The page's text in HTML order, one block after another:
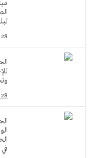
28 فبراير 2014 6:00 م
28 فبراير 2014 6:00 م
في